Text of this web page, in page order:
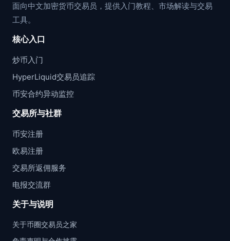
面向中文加密货币交易员，提供入门教程、市场解读与交易
工具。
核心入口
炒币入门
HyperLiquid交易员追踪
币安合约异动监控
交易所与社群
币安注册
欧易注册
交易所返佣服务
电报交流群
关于与说明
关于币圈交易员之家